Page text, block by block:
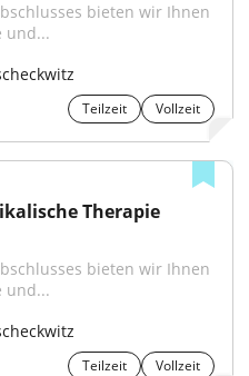
bieten wir Ihnen
und...
Teilzeit Vollzeit
Therapie
bieten wir Ihnen
und...
Teilzeit Vollzeit